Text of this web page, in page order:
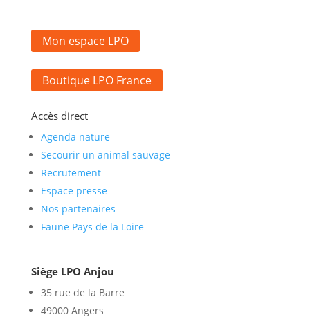
Mon espace LPO
Boutique LPO France
Accès direct
Agenda nature
Secourir un animal sauvage
Recrutement
Espace presse
Nos partenaires
Faune Pays de la Loire
Siège LPO Anjou
35 rue de la Barre
49000 Angers